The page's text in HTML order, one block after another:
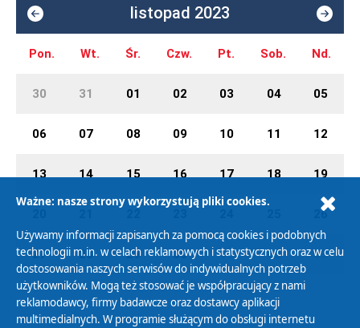
listopad 2023
Pon. Wt. Śr. Czw. Pt. Sob. Nd.
30 31 01 02 03 04 05
06 07 08 09 10 11 12
13 14 15 16 17 18 19
26
27 28 29 30 01 02 03
Ważne: nasze strony wykorzystują pliki cookies.
Używamy informacji zapisanych za pomocą cookies i podobnych
technologii m.in. w celach reklamowych i statystycznych oraz w celu
dostosowania naszych serwisów do indywidualnych potrzeb
użytkowników. Mogą też stosować je współpracujący z nami
reklamodawcy, firmy badawcze oraz dostawcy aplikacji
multimedialnych. W programie służącym do obsługi internetu